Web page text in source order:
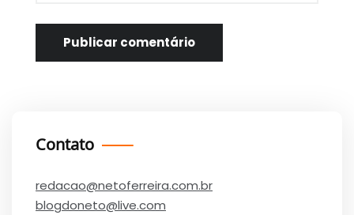
Contato
redacao@netoferreira.com.br
blogdoneto@live.com